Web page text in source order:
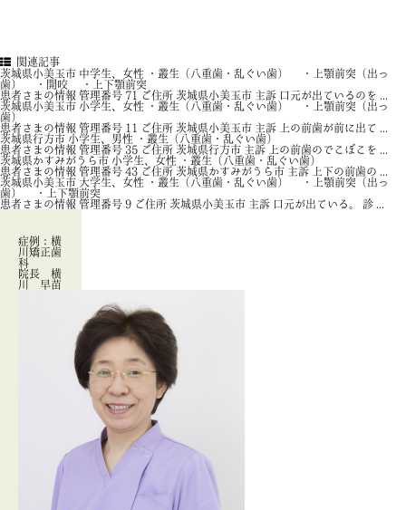
関連記事
茨城県小美玉市 中学生、女性 ・叢生（八重歯・乱ぐい歯） ・上顎前突（出っ
歯） ・開咬 ・上下顎前突
患者さまの情報 管理番号 71 ご住所 茨城県小美玉市 主訴 口元が出ているのを ...
茨城県小美玉市 小学生、女性 ・叢生（八重歯・乱ぐい歯） ・上顎前突（出っ
歯）
患者さまの情報 管理番号 11 ご住所 茨城県小美玉市 主訴 上の前歯が前に出て ...
茨城県行方市 小学生、男性 ・叢生（八重歯・乱ぐい歯）
患者さまの情報 管理番号 35 ご住所 茨城県行方市 主訴 上の前歯のでこぼこを ...
茨城県かすみがうら市 小学生、女性 ・叢生（八重歯・乱ぐい歯）
患者さまの情報 管理番号 43 ご住所 茨城県かすみがうら市 主訴 上下の前歯の ...
茨城県小美玉市 大学生、女性 ・叢生（八重歯・乱ぐい歯） ・上顎前突（出っ
歯） ・上下顎前突
患者さまの情報 管理番号 9 ご住所 茨城県小美玉市 主訴 口元が出ている。 診 ...
症例：横
川矯正歯
科
院長 横
川 早苗